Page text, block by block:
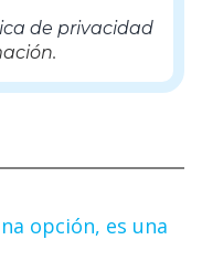
de privacidad
opción, es una